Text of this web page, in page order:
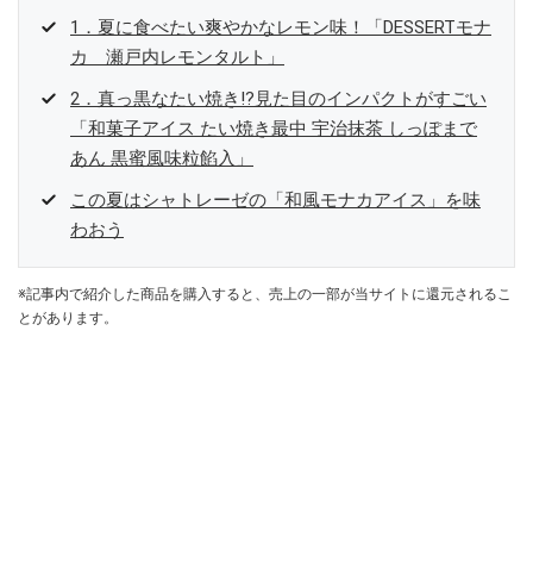
1．夏に食べたい爽やかなレモン味！「DESSERTモナ
カ 瀬戸内レモンタルト」
2．真っ黒なたい焼き!?見た目のインパクトがすごい
「和菓子アイス たい焼き最中 宇治抹茶 しっぽまで
あん 黒蜜風味粒餡入」
この夏はシャトレーゼの「和風モナカアイス」を味
わおう
※記事内で紹介した商品を購入すると、売上の一部が当サイトに還元されるこ
とがあります。